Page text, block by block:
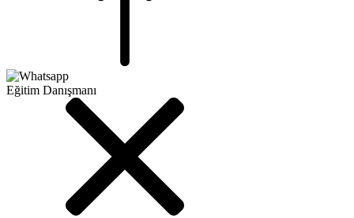
Eğitim Danışmanı